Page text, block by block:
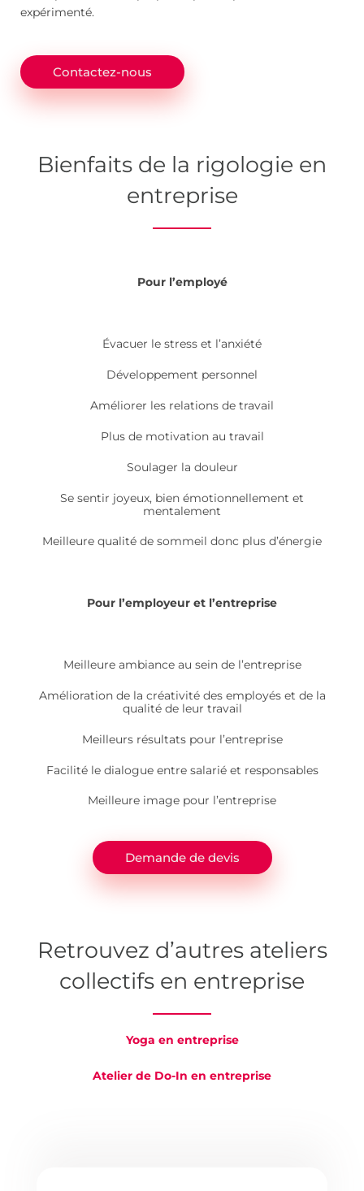
expérimenté.
Contactez-nous
Bienfaits de la rigologie en
entreprise
Pour l’employé
Évacuer le stress et l’anxiété
Développement personnel
Améliorer les relations de travail
Plus de motivation au travail
Soulager la douleur
Se sentir joyeux, bien émotionnellement et
mentalement
Meilleure qualité de sommeil donc plus d’énergie
Pour l’employeur et l’entreprise
Meilleure ambiance au sein de l’entreprise
Amélioration de la créativité des employés et de la
qualité de leur travail
Meilleurs résultats pour l’entreprise
Facilité le dialogue entre salarié et responsables
Meilleure image pour l’entreprise
Demande de devis
Retrouvez d’autres ateliers
collectifs en entreprise
Yoga en entreprise
Atelier de Do-In en entreprise